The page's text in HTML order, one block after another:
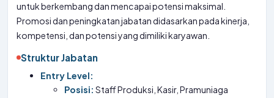
untuk berkembang dan mencapai potensi maksimal.
Promosi dan peningkatan jabatan didasarkan pada kinerja,
kompetensi, dan potensi yang dimiliki karyawan.
Struktur Jabatan
Entry Level:
Posisi: Staff Produksi, Kasir, Pramuniaga